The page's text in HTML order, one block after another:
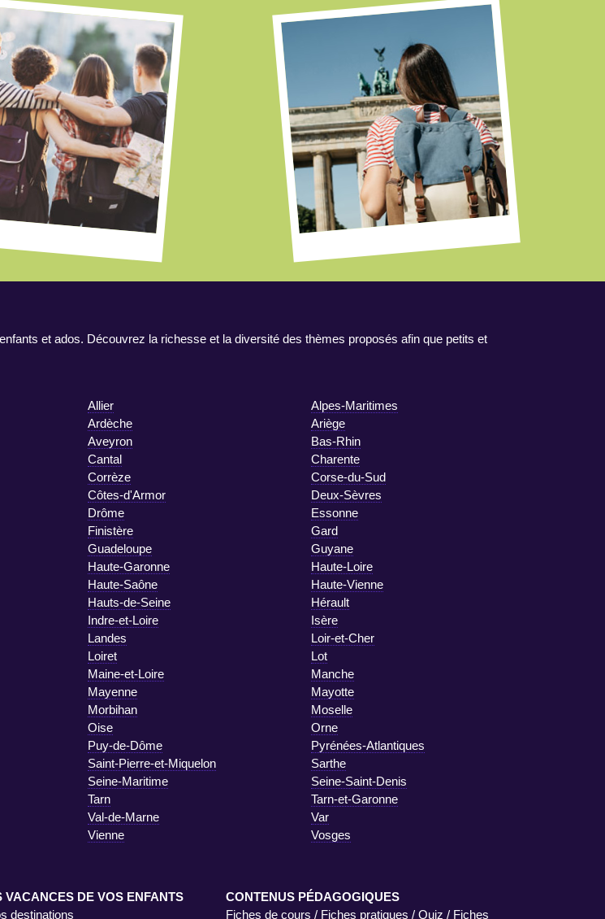
et ados. Découvrez la richesse et la diversité des thèmes proposés afin que petits et
Allier
Alpes-Maritimes
Ardèche
Ariège
Aveyron
Bas-Rhin
Cantal
Charente
Corrèze
Corse-du-Sud
Côtes-d'Armor
Deux-Sèvres
Drôme
Essonne
Finistère
Gard
Guadeloupe
Guyane
Haute-Garonne
Haute-Loire
Haute-Saône
Haute-Vienne
Hauts-de-Seine
Hérault
Indre-et-Loire
Isère
Landes
Loir-et-Cher
Loiret
Lot
Maine-et-Loire
Manche
Mayenne
Mayotte
Morbihan
Moselle
Oise
Orne
Puy-de-Dôme
Pyrénées-Atlantiques
Saint-Pierre-et-Miquelon
Sarthe
Seine-Maritime
Seine-Saint-Denis
Tarn
Tarn-et-Garonne
Val-de-Marne
Var
Vienne
Vosges
VACANCES DE VOS ENFANTS
destinations
CONTENUS PÉDAGOGIQUES
Fiches de cours / Fiches pratiques / Quiz / Fiches